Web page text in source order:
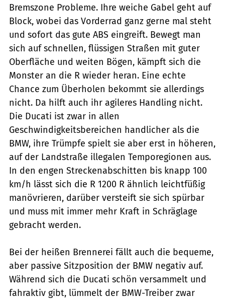
Bremszone Probleme. Ihre weiche Gabel geht auf
Block, wobei das Vorderrad ganz gerne mal steht
und sofort das gute ABS eingreift. Bewegt man
sich auf schnellen, flüssigen Straßen mit guter
Oberfläche und weiten Bögen, kämpft sich die
Monster an die R wieder heran. Eine echte
Chance zum Überholen bekommt sie allerdings
nicht. Da hilft auch ihr agileres Handling nicht.
Die Ducati ist zwar in allen
Geschwindigkeitsbereichen handlicher als die
BMW, ihre Trümpfe spielt sie aber erst in höheren,
auf der Landstraße illegalen Temporegionen aus.
In den engen Streckenabschitten bis knapp 100
km/h lässt sich die R 1200 R ähnlich leichtfüßig
manövrieren, darüber versteift sie sich spürbar
und muss mit immer mehr Kraft in Schräglage
gebracht werden.
Bei der heißen Brennerei fällt auch die bequeme,
aber passive Sitzposition der BMW negativ auf.
Während sich die Ducati schön versammelt und
fahraktiv gibt, lümmelt der BMW-Treiber zwar